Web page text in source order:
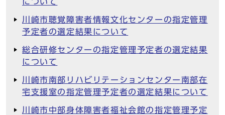
川崎市聴覚障害者情報文化センターの指定管理
予定者の選定結果について
総合研修センターの指定管理予定者の選定結果
について
川崎市南部リハビリテーションセンター南部在
宅支援室の指定管理予定者の選定結果について
川崎市中部身体障害者福祉会館の指定管理予定